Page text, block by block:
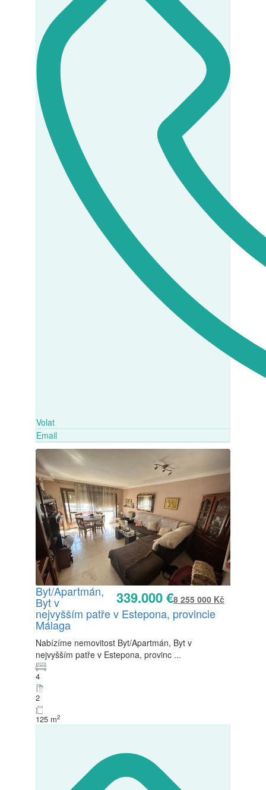
Volat
Email
Prodej
K dispozici
339.000 €8 255 000 Kč
Byt/Apartmán,
Byt v
nejvyšším patře v Estepona, provincie
Málaga
Nabízíme nemovitost Byt/Apartmán, Byt v
nejvyšším patře v Estepona, provinc ...
4
2
125 m2